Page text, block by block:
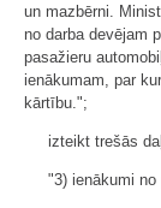
un mazbērni.
no darba devējam
pasažieru
ienākumam, par
kārtību.";
izteikt trešās
"3) ienākumi